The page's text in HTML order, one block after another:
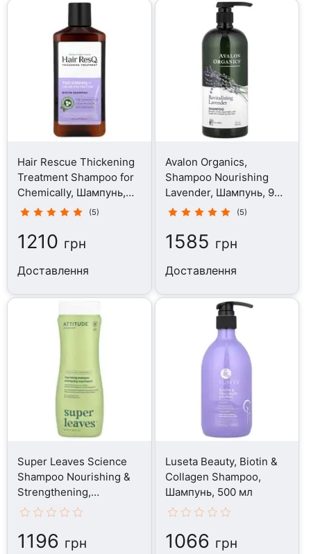
Hair Rescue Thickening
Treatment Shampoo for
Chemically, Шампунь,
355 мл
(5)
1210 грн
Доставлення
Avalon Organics,
Shampoo Nourishing
Lavender, Шампунь, 946
мл
(5)
1585 грн
Доставлення
Super Leaves Science
Shampoo Nourishing &
Strengthening,
Шампунь, 473 мл
1196 грн
Luseta Beauty, Biotin &
Collagen Shampoo,
Шампунь, 500 мл
1066 грн